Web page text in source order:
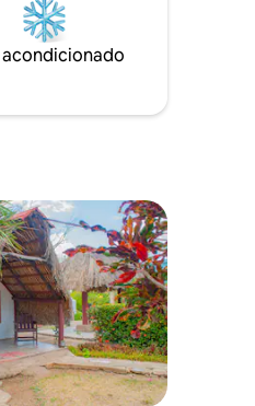
Levisa. Nuestra
deliciosas. se